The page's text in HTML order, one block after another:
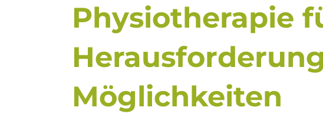
Physiotherapie
Möglichkeiten